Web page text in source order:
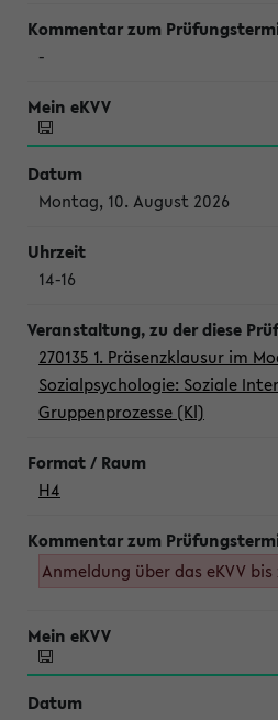
-
Montag, 10. August 2026
14-16
270135 1. Präsenzklausur im
Sozialpsychologie: Soziale
Gruppenprozesse (Kl)
H4
Anmeldung über das eKVV bis